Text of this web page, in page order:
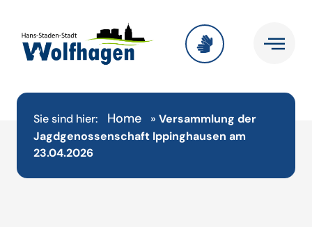
Sie sind hier: Home » Versammlung der
Jagdgenossenschaft Ippinghausen am
23.04.2026